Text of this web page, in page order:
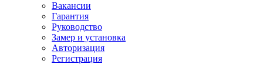
Вакансии
Гарантия
Руководство
Замер и установка
Авторизация
Регистрация